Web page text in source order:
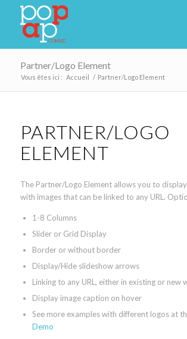
Partner/Logo Element
Vous êtes ici : Accueil / Partner/Logo Element
PARTNER/LOGO
ELEMENT
The Partner/Logo Element allows you to
with images that can be linked to any URL.
1-8 Columns
Slider or Grid Display
Border or without border
Display/Hide slideshow arrows
Linking to any URL, either in existing or new
Display image caption on hover
See more examples with different logos at
Demo